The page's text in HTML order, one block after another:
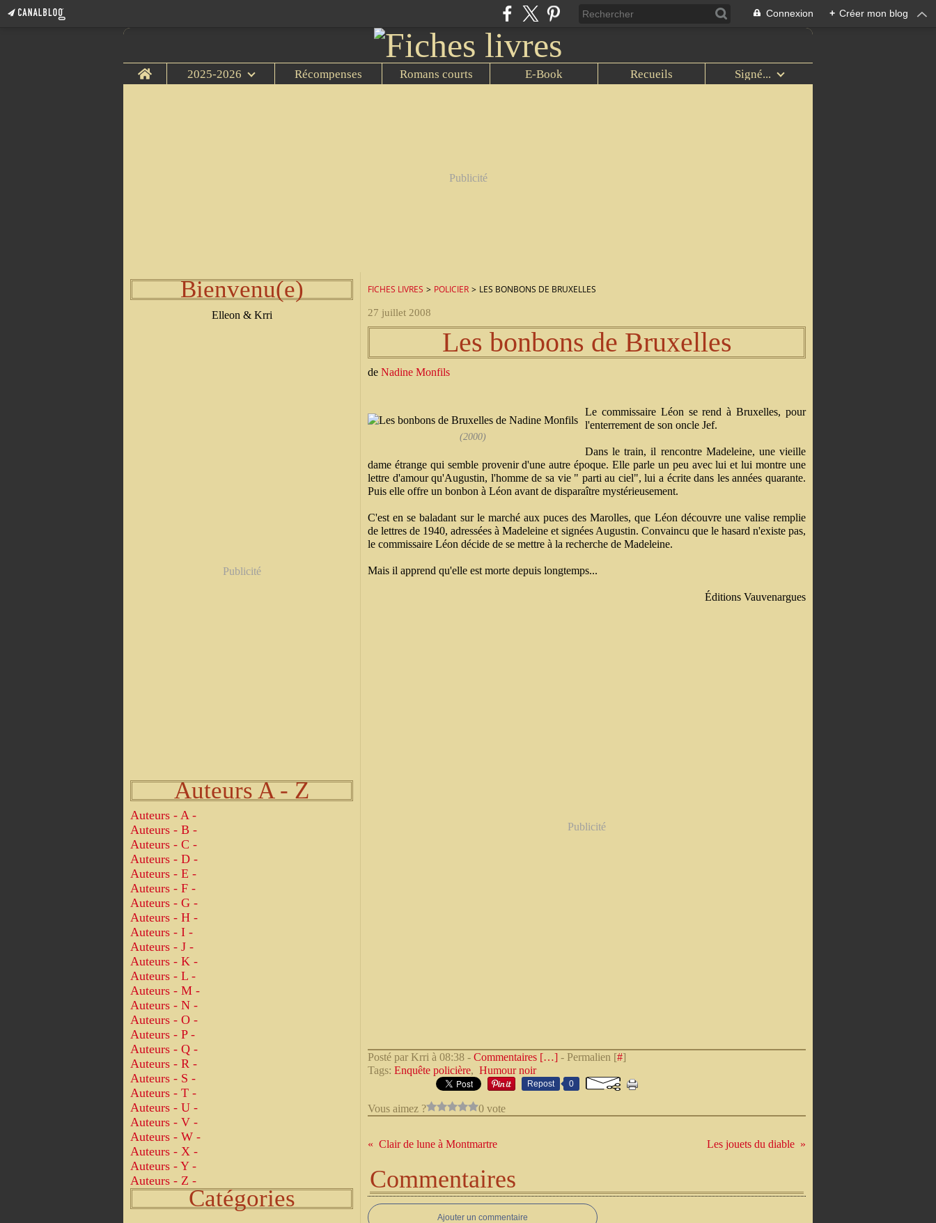
Connexion + Créer mon blog
Home 2025-2026 Récompenses Romans courts E-Book Recueils Signé...
Publicité
Bienvenu(e)
Elleon & Krri
Publicité
Auteurs A - Z
Auteurs - A -
Auteurs - B -
Auteurs - C -
Auteurs - D -
Auteurs - E -
Auteurs - F -
Auteurs - G -
Auteurs - H -
Auteurs - I -
Auteurs - J -
Auteurs - K -
Auteurs - L -
Auteurs - M -
Auteurs - N -
Auteurs - O -
Auteurs - P -
Auteurs - Q -
Auteurs - R -
Auteurs - S -
Auteurs - T -
Auteurs - U -
Auteurs - V -
Auteurs - W -
Auteurs - X -
Auteurs - Y -
Auteurs - Z -
Catégories
FICHES LIVRES > POLICIER > LES BONBONS DE BRUXELLES
27 juillet 2008
Les bonbons de Bruxelles
de Nadine Monfils
(2000)
Le commissaire Léon se rend à Bruxelles, pour
l'enterrement de son oncle Jef.
Dans le train, il rencontre Madeleine, une vieille
dame étrange qui semble provenir d'une autre époque. Elle parle un peu avec lui et lui montre une
lettre d'amour qu'Augustin, l'homme de sa vie " parti au ciel", lui a écrite dans les années quarante.
Puis elle offre un bonbon à Léon avant de disparaître mystérieusement.
C'est en se baladant sur le marché aux puces des Marolles, que Léon découvre une valise remplie
de lettres de 1940, adressées à Madeleine et signées Augustin. Convaincu que le hasard n'existe pas,
le commissaire Léon décide de se mettre à la recherche de Madeleine.
Mais il apprend qu'elle est morte depuis longtemps...
Éditions Vauvenargues
Publicité
Posté par Krri à 08:38 - Commentaires […] - Permalien [#]
Tags: Enquête policière, Humour noir
Repost 0
Vous aimez ? 0 vote
Clair de lune à Montmartre Les jouets du diable
Commentaires
Ajouter un commentaire